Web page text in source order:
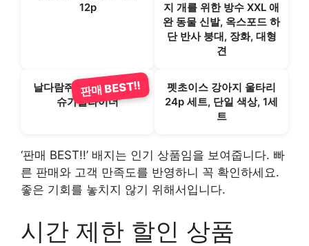
12p
지 개를 위한 방수 XXL 애
완 동물 신발, 옥스포드 하
단 반사 붕대, 장화, 대형
견
날다람쥐 케이스 하우스
슈가글라이더
판매 BEST!!
펫초이스 강아지 울타리
24p 세트, 단일 색상, 1세
트
‘판매 BEST!!’ 배지는 인기 상품임을 보여줍니다. 빠
른 판매와 고객 만족도를 반영하니 꼭 확인하세요.
좋은 기회를 놓치지 않기 위해서입니다.
시간 제한 할인 상품